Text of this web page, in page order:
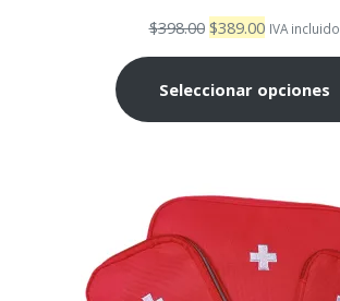
$398.00 El
precio
original
era:
$389.00El
precio
actual
es:
IVA incluido
Seleccionar opciones